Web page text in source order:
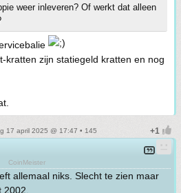
weer inleveren? Of werkt dat alleen
kratten zijn statiegeld kratten en nog
17 april 2025 @ 17:47 • 145
CoinMeister
allemaal niks. Slecht te zien maar